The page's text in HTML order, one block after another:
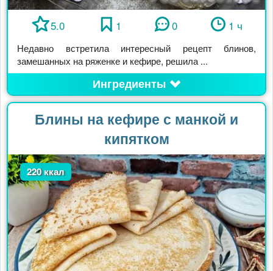
5.0 1 0 1 ч
Недавно встретила интересный рецепт блинов,
замешанных на ряженке и кефире, решила ...
Ингредиенты
Блины на кефире с манкой и
кипятком
220 ккал